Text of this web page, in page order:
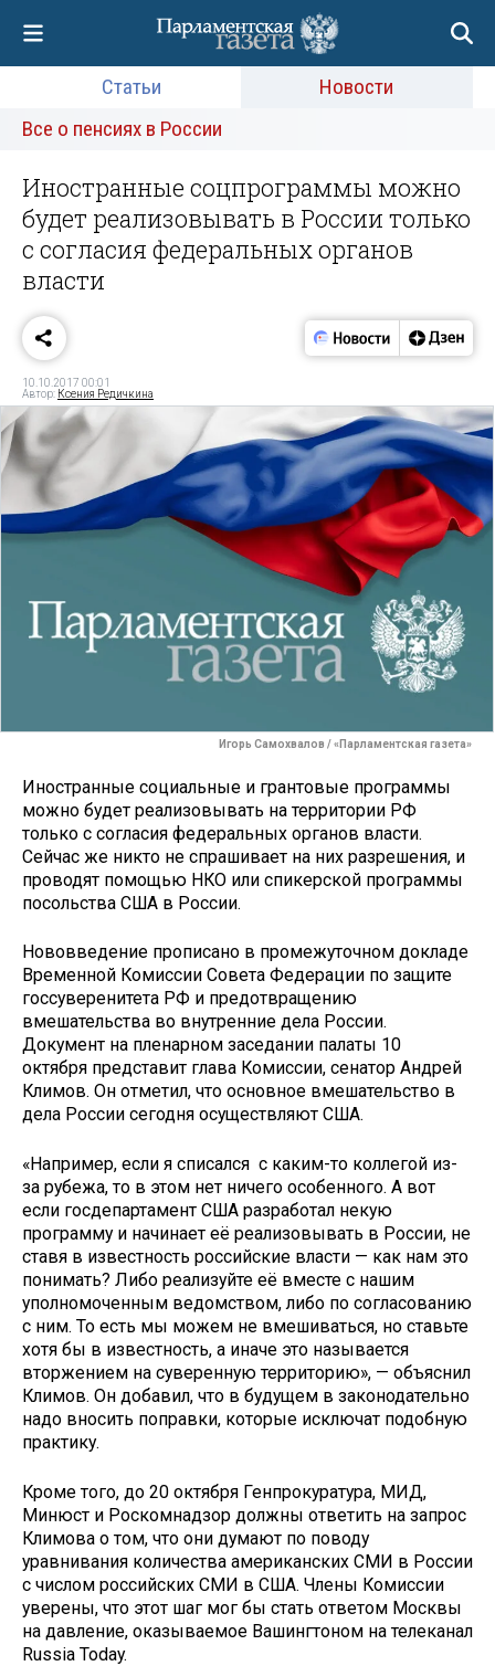
Статьи
Новости
Все о пенсиях в России
Иностранные соцпрограммы можно
будет реализовывать в России только
с согласия федеральных органов
власти
10.10.2017 00:01
Автор: Ксения Редичкина
Игорь Самохвалов / «Парламентская газета»
Иностранные социальные и грантовые программы
можно будет реализовывать на территории РФ
только с согласия федеральных органов власти.
Сейчас же никто не спрашивает на них разрешения, и
проводят помощью НКО или спикерской программы
посольства США в России.
Нововведение прописано в промежуточном докладе
Временной Комиссии Совета Федерации по защите
госсуверенитета РФ и предотвращению
вмешательства во внутренние дела России.
Документ на пленарном заседании палаты 10
октября представит глава Комиссии, сенатор Андрей
Климов. Он отметил, что основное вмешательство в
дела России сегодня осуществляют США.
«Например, если я списался с каким-то коллегой из-
за рубежа, то в этом нет ничего особенного. А вот
если госдепартамент США разработал некую
программу и начинает её реализовывать в России, не
ставя в известность российские власти — как нам это
понимать? Либо реализуйте её вместе с нашим
уполномоченным ведомством, либо по согласованию
с ним. То есть мы можем не вмешиваться, но ставьте
хотя бы в известность, а иначе это называется
вторжением на суверенную территорию», — объяснил
Климов. Он добавил, что в будущем в законодательно
надо вносить поправки, которые исключат подобную
практику.
Кроме того, до 20 октября Генпрокуратура, МИД,
Минюст и Роскомнадзор должны ответить на запрос
Климова о том, что они думают по поводу
уравнивания количества американских СМИ в России
с числом российских СМИ в США. Члены Комиссии
уверены, что этот шаг мог бы стать ответом Москвы
на давление, оказываемое Вашингтоном на телеканал
Russia Today.